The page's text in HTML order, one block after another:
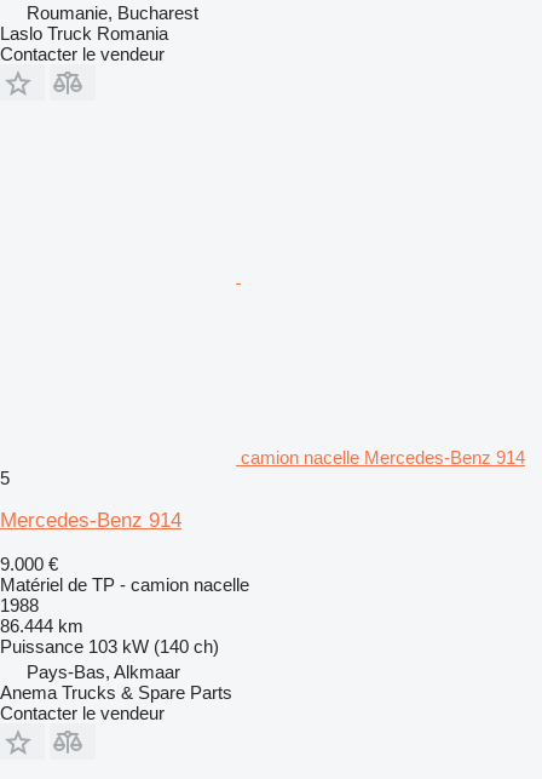
Roumanie, Bucharest
Laslo Truck Romania
Contacter le vendeur
camion nacelle Mercedes-Benz 914
5
Mercedes-Benz 914
9.000 €
Matériel de TP - camion nacelle
1988
86.444 km
Puissance 103 kW (140 ch)
Pays-Bas, Alkmaar
Anema Trucks & Spare Parts
Contacter le vendeur